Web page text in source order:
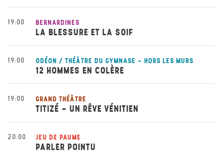
19:00 BERNARDINES
LA BLESSURE ET LA SOIF
19:00 ODÉON / THÉÂTRE DU GYMNASE - HORS LES MURS
12 HOMMES EN COLÈRE
19:00 GRAND THÉÂTRE
TITIZÉ - UN RÊVE VÉNITIEN
20:00 JEU DE PAUME
PARLER POINTU